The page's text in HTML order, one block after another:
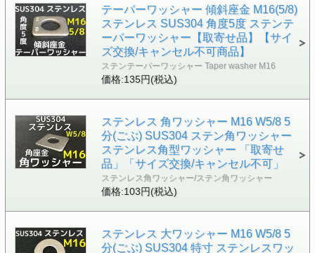
テーパーワッシャー 傾斜座金 M16(5/8)
ステンレス SUS304 角度5度 ステンテ
ーパーワッシャー【取寄せ品】【サイ
ズ交換/キャンセル不可商品】
ステンテーパーワッシャー Taper washer M16
価格:135円(税込)
ステンレス 角ワッシャー M16 W5/8 5
分(ごぶ) SUS304 ステン角ワッシャー
ステンレス角型ワッシャー 「取寄せ
品」「サイズ交換/キャンセル不可」
ステンレス角ワッシャー/ステン角ワッシャー
価格:103円(税込)
ステンレス 大ワッシャー M16 W5/8 5
分(ごぶ) SUS304 特寸 ステンレスワッ